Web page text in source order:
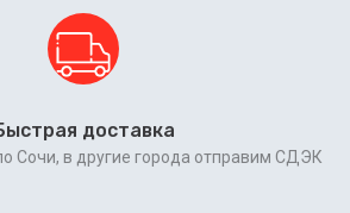
доставка
Сочи, в другие города отправим СДЭК